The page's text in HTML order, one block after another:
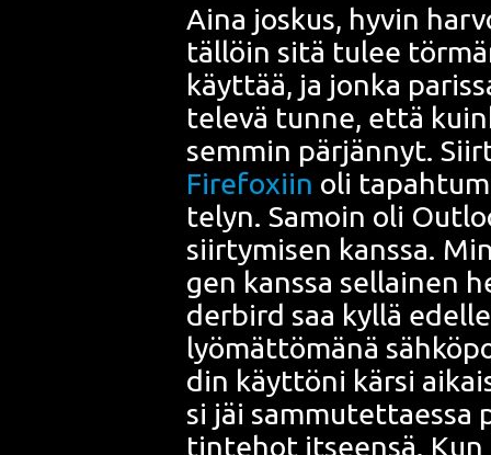
Aina jos­kus, hyvin
täl­löin sitä tulee
käyt­tää, ja jon­ka
te­le­vä tun­ne, että
sem­min pär­jän­nyt.
Fire­foxiin oli
te­lyn. Samoin oli
siir­ty­mi­sen kans­sa.
gen kans­sa sel­lai­nen
der­bird saa kyl­lä
lyö­mät­tö­mä­nä
din käyt­tö­ni kär­si
si jäi sam­mu­tet­taes­sa
tin­te­hot itseen­sä.